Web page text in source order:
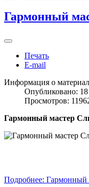
Гармонный
Печать
E-mail
Информация о
Опубликовано: 18
Просмотров:
Гармонный мастер
Подробнее: Гармонный